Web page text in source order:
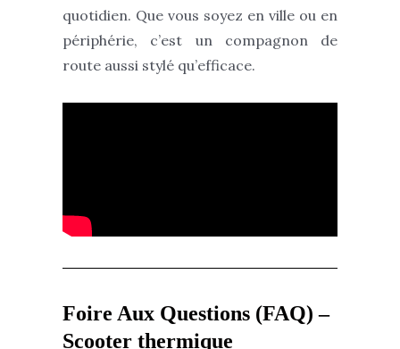
quotidien. Que vous soyez en ville ou en
périphérie, c’est un compagnon de
route aussi stylé qu’efficace.
Foire Aux Questions (FAQ) –
Scooter thermique